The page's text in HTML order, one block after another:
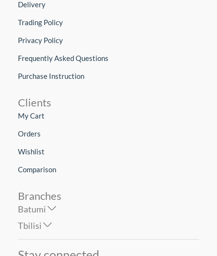
Delivery
Trading Policy
Privacy Policy
Frequently Asked Questions
Purchase Instruction
Clients
My Cart
Orders
Wishlist
Comparison
Branches
Batumi
Tbilisi